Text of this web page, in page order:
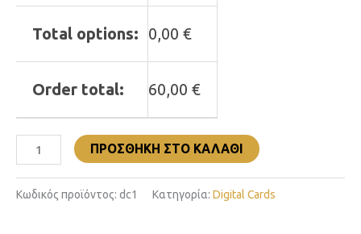
Total options: 0,00 €
Order total: 60,00 €
ΠΡΟΣΘΉΚΗ ΣΤΟ ΚΑΛΆΘΙ
Κωδικός προϊόντος: dc1 Κατηγορία: Digital Cards